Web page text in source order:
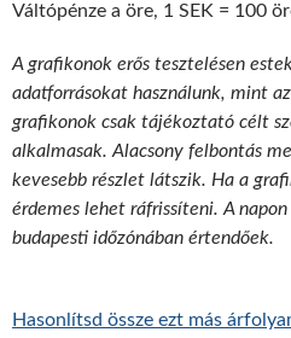
Váltópénze a öre, 1 SEK = 100
A grafikonok erős tesztelésen
adatforrásokat használunk, mint
grafikonok csak tájékoztató célt
alkalmasak. Alacsony felbontás
kevesebb részlet látszik. Ha a
érdemes lehet ráfrissíteni. A
budapesti időzónában értendőek.
Hasonlítsd össze ezt más